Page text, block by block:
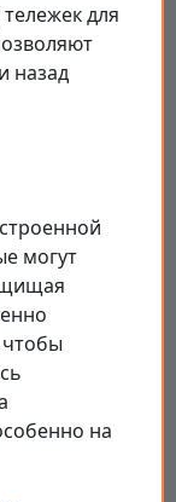
для
назад
могут
на